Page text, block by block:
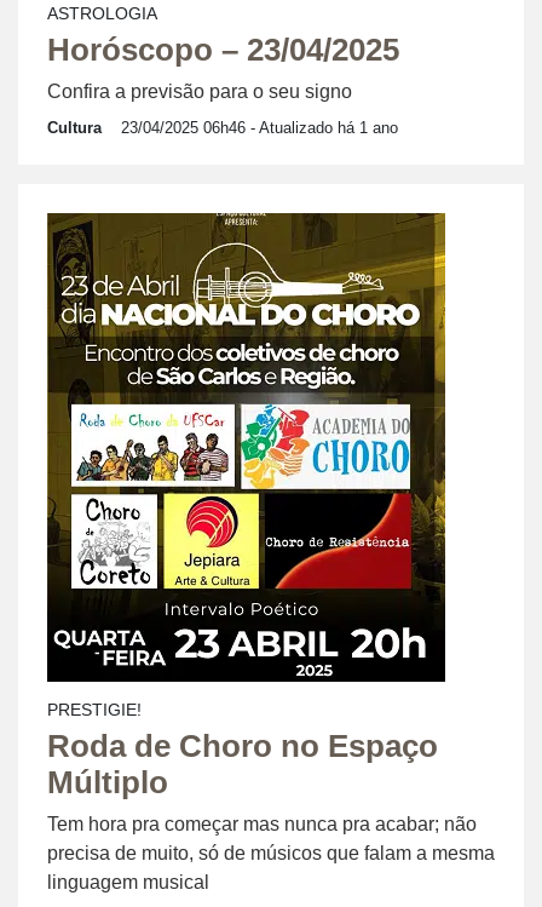
ASTROLOGIA
Horóscopo – 23/04/2025
Confira a previsão para o seu signo
Cultura 23/04/2025 06h46 - Atualizado há 1 ano
PRESTIGIE!
Roda de Choro no Espaço
Múltiplo
Tem hora pra começar mas nunca pra acabar; não
precisa de muito, só de músicos que falam a mesma
linguagem musical